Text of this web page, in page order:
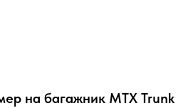
на багажник MTX Trunk